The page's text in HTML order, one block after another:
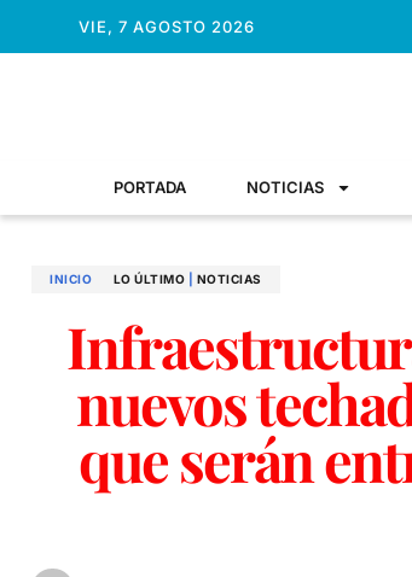
VIE, 7 AGOSTO 2026
PORTADA NOTICIAS
INICIO LO ÚLTIMO NOTICIAS
nuevos
que serán